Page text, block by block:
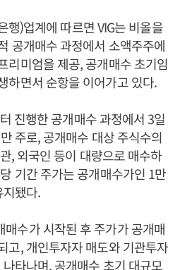
행)업계에 따르면 VIG는 비올을
공개매수 과정에서 소액주주에
리미엄을 제공, 공개매수 초기임
하면서 순항을 이어가고 있다.
진행한 공개매수 과정에서 3일
주로, 공개매수 대상 주식수의
, 외국인 등이 대량으로 매수하
기간 주가는 공개매수가인 1만
됐다.
수가 시작된 후 주가가 공개매
고, 개인투자자 매도와 기관투자
타나며, 공개매수 초기 대규모